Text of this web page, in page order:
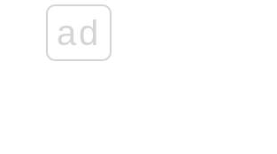
ad